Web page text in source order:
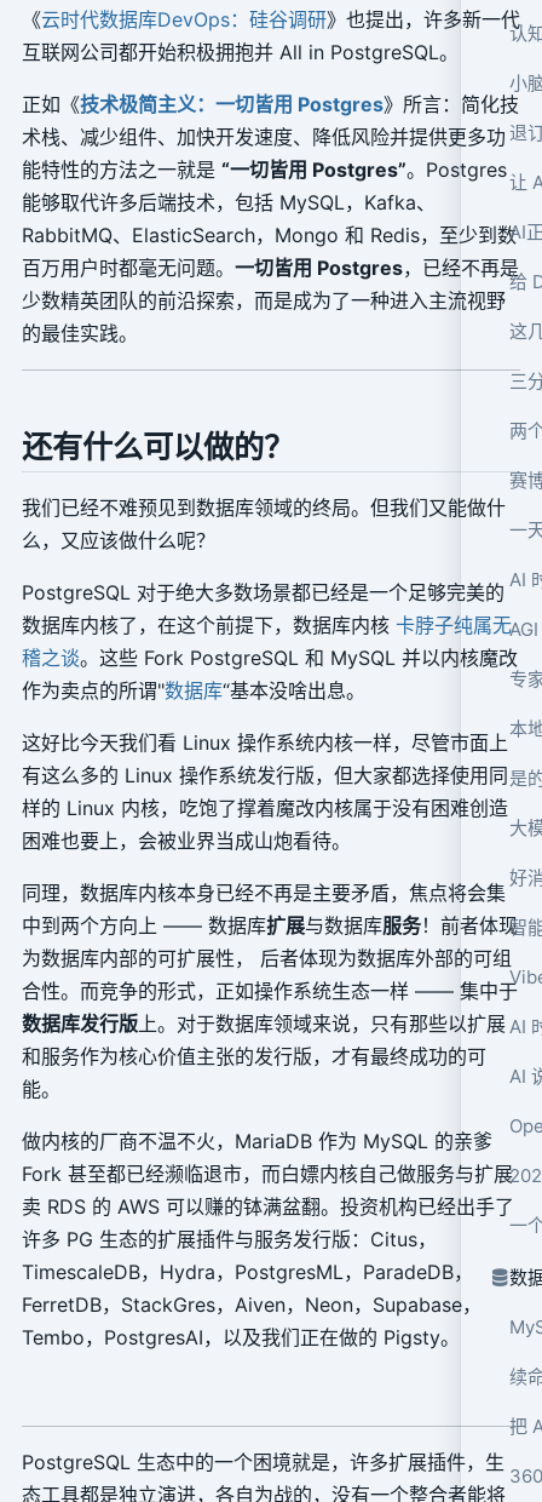
认
小
退
让
AI
给
这
三
赛
一
AI
专
本
是
好
智
AI
AI
一
数
续
把
《云时代数据库DevOps：硅谷调研》也提出，许多新一代
互联网公司都开始积极拥抱并 All in PostgreSQL。
正如《技术极简主义：一切皆用 Postgres》所言：简化技
术栈、减少组件、加快开发速度、降低风险并提供更多功
能特性的方法之一就是 “一切皆用 Postgres”。Postgres
能够取代许多后端技术，包括 MySQL，Kafka、
RabbitMQ、ElasticSearch，Mongo 和 Redis，至少到数
百万用户时都毫无问题。 一切皆用 Postgres，已经不再是
少数精英团队的前沿探索，而是成为了一种进入主流视野
的最佳实践。
还有什么可以做的？
我们已经不难预见到数据库领域的终局。但我们又能做什
么，又应该做什么呢？
PostgreSQL 对于绝大多数场景都已经是一个足够完美的
数据库内核了，在这个前提下，数据库内核 卡脖子纯属无
稽之谈。这些 Fork PostgreSQL 和 MySQL 并以内核魔改
作为卖点的所谓"数据库“基本没啥出息。
这好比今天我们看 Linux 操作系统内核一样，尽管市面上
有这么多的 Linux 操作系统发行版，但大家都选择使用同
样的 Linux 内核，吃饱了撑着魔改内核属于没有困难创造
困难也要上，会被业界当成山炮看待。
同理，数据库内核本身已经不再是主要矛盾，焦点将会集
中到两个方向上 —— 数据库扩展与数据库服务！前者体现
为数据库内部的可扩展性， 后者体现为数据库外部的可组
合性。而竞争的形式，正如操作系统生态一样 —— 集中于
数据库发行版上。对于数据库领域来说，只有那些以扩展
和服务作为核心价值主张的发行版，才有最终成功的可
能。
做内核的厂商不温不火，MariaDB 作为 MySQL 的亲爹
Fork 甚至都已经濒临退市，而白嫖内核自己做服务与扩展
卖 RDS 的 AWS 可以赚的钵满盆翻。投资机构已经出手了
许多 PG 生态的扩展插件与服务发行版：Citus，
TimescaleDB，Hydra，PostgresML，ParadeDB，
FerretDB，StackGres，Aiven，Neon，Supabase，
Tembo，PostgresAI，以及我们正在做的 Pigsty。
PostgreSQL 生态中的一个困境就是，许多扩展插件，生
态工具都是独立演进，各自为战的，没有一个整合者能将